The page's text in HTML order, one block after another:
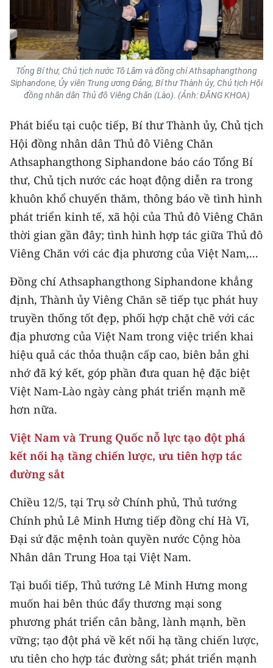
Tổng Bí thư, Chủ tịch nước Tô Lâm và đồng chí Athsaphangthong
Siphandone, Ủy viên Trung ương Đảng, Bí thư Thành ủy, Chủ tịch Hội
đồng nhân dân Thủ đô Viêng Chăn (Lào). (Ảnh: ĐĂNG KHOA)
Phát biểu tại cuộc tiếp, Bí thư Thành ủy, Chủ tịch
Hội đồng nhân dân Thủ đô Viêng Chăn
Athsaphangthong Siphandone báo cáo Tổng Bí
thư, Chủ tịch nước các hoạt động diễn ra trong
khuôn khổ chuyến thăm, thông báo về tình hình
phát triển kinh tế, xã hội của Thủ đô Viêng Chăn
thời gian gần đây; tình hình hợp tác giữa Thủ đô
Viêng Chăn với các địa phương của Việt Nam,...
Đồng chí Athsaphangthong Siphandone khẳng
định, Thành ủy Viêng Chăn sẽ tiếp tục phát huy
truyền thống tốt đẹp, phối hợp chặt chẽ với các
địa phương của Việt Nam trong việc triển khai
hiệu quả các thỏa thuận cấp cao, biên bản ghi
nhớ đã ký kết, góp phần đưa quan hệ đặc biệt
Việt Nam-Lào ngày càng phát triển mạnh mẽ
hơn nữa.
Việt Nam và Trung Quốc nỗ lực tạo đột phá
kết nối hạ tầng chiến lược, ưu tiên hợp tác
đường sắt
Chiều 12/5, tại Trụ sở Chính phủ, Thủ tướng
Chính phủ Lê Minh Hưng tiếp đồng chí Hà Vĩ,
Đại sứ đặc mệnh toàn quyền nước Cộng hòa
Nhân dân Trung Hoa tại Việt Nam.
Tại buổi tiếp, Thủ tướng Lê Minh Hưng mong
muốn hai bên thúc đẩy thương mại song
phương phát triển cân bằng, lành mạnh, bền
vững; tạo đột phá về kết nối hạ tầng chiến lược,
ưu tiên cho hợp tác đường sắt; phát triển mạnh